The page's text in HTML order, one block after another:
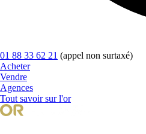
01 88 33 62 21 (appel non surtaxé)
Acheter
Vendre
Agences
Tout savoir sur l'or